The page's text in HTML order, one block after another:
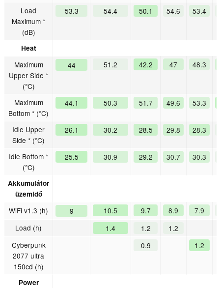
Load
Maximum *
(dB)
53.3 54.4 50.1 54.6 53.4
Heat
Maximum
Upper Side *
(°C)
44 51.2 42.2 47 48.3
Maximum
Bottom * (°C)
44.1 50.3 51.7 49.6 53.3
Idle Upper
Side * (°C)
26.1 30.2 28.5 29.8 28.3
Idle Bottom *
(°C)
25.5 30.9 29.2 30.7 30.3
Akkumulátor
üzemidő
WiFi v1.3 (h) 9 10.5 9.7 8.9
7.9
Load (h)
1.4 1.2
1.2
Cyberpunk
2077 ultra
150cd (h)
0.9 1.2
Power